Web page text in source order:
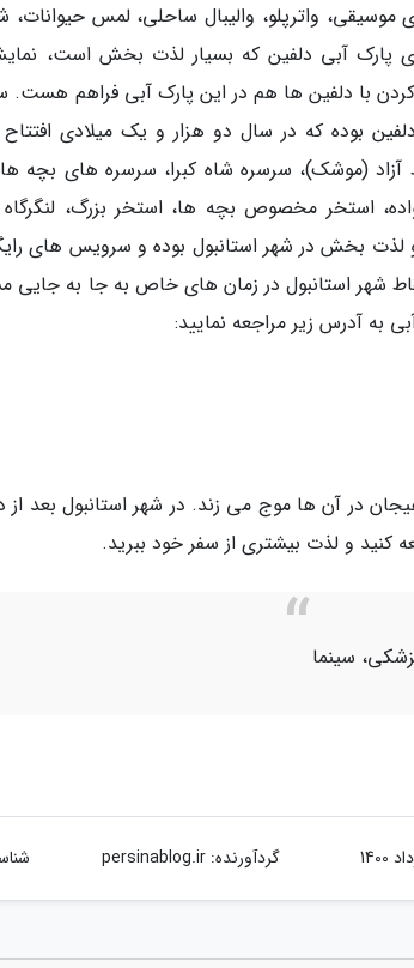
موسیقی، واترپلو، والیبال ساحلی، لمس حیوانات،
آبی دلفین که بسیار لذت بخش است،
کردن با دلفین ها هم در این پارک آبی فراهم هست.
بوده که در سال دو هزار و یک میلادی
(موشک)، سرسره شاه کبرا، سرسره های بچه
استخر مخصوص بچه ها، استخر بزرگ،
لذت بخش در شهر استانبول بوده و سرویس های
شهر استانبول در زمان های خاص به جا به جایی
به آدرس زیر مراجعه نمایید:
در آن ها موج می زند. در شهر استانبول بعد
کنید و لذت بیشتری از سفر خود ببرید.
سینما
گردآورنده:persinablog.ir